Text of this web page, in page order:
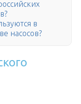
в
насосов?